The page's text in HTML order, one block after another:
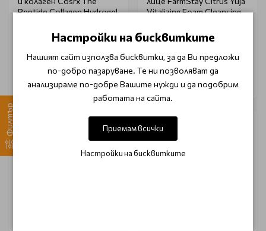
Филтър
Peptide Collagen Hydrogel
€ 18.60 (36.38 лв.)
Уведоми ме
Vitalizing Foam Cleansing
€ 3.85 (7.53 лв.)
Уведоми ме
Очаква доставка
Настройки на бисквитките
Нашият сайт използва бисквитки, за да Ви предложи
по-добро пазаруване. Те ни позволяват да
анализираме по-добре Вашите нужди и да подобрим
работата на сайта.
Приемам всички
Настройки на бисквитките